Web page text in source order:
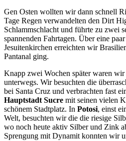
Gen Osten wollten wir dann schnell
Tage Regen verwandelten den Dirt
Schlammschlacht und führte zu zwei
spannenden Fahrtagen. Über eine
Jesuitenkirchen erreichten wir
Pantanal ging.
Knapp zwei Wochen später waren
unterwegs. Wir besuchten die
bei Santa Cruz und verbrachten fast
Hauptstadt Sucre mit seinen vielen
schönem Stadtplatz. In Potosi, einst
Welt, besuchten wir die die riesige
wo noch heute aktiv Silber und Zink
Sprengung mit Dynamit konnten wir